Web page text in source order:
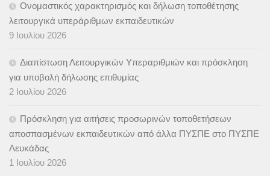
Ονομαστικός χαρακτηρισμός και δήλωση τοποθέτησης
λειτουργικά υπεράριθμων εκπαιδευτικών
9 Ιουλίου 2026
Διαπίστωση Λειτουργικών Υπεραριθμιών και πρόσκληση
για υποβολή δήλωσης επιθυμίας
2 Ιουλίου 2026
Πρόσκληση για αιτήσεις προσωρινών τοποθετήσεων
αποσπασμένων εκπαιδευτικών από άλλα ΠΥΣΠΕ στο ΠΥΣΠΕ
Λευκάδας
1 Ιουλίου 2026